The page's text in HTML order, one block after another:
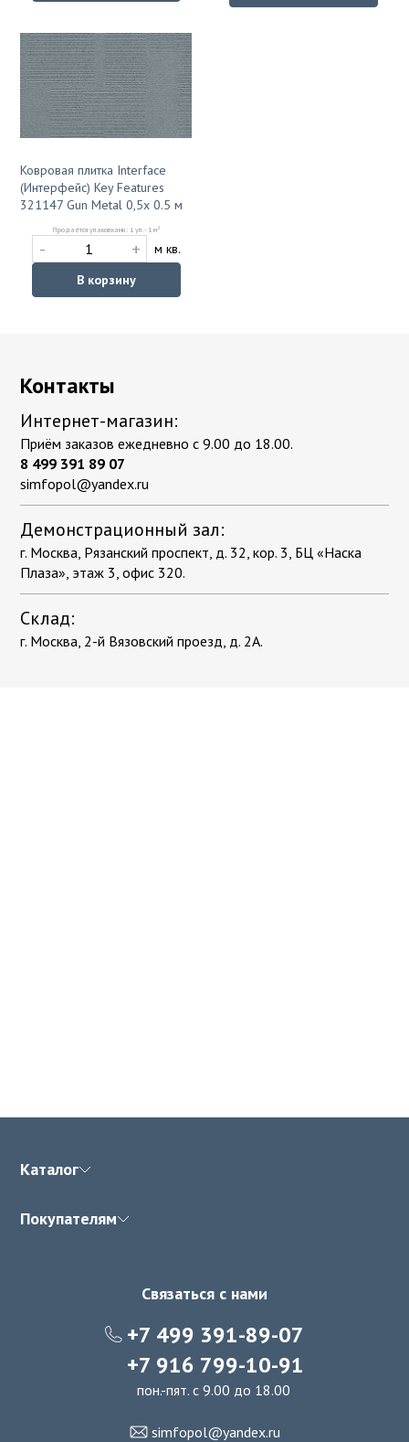
Ковровая плитка Interface
(Интерфейс) Key Features
321147 Gun Metal 0,5x 0.5 м
Продаётся упаковками: 1 уп. - 1 м2
- +
м кв.
В корзину
Контакты
Интернет-магазин:
Приём заказов ежедневно с 9.00 до 18.00.
8 499 391 89 07
simfopol@yandex.ru
Демонстрационный зал:
г. Москва, Рязанский проспект, д. 32, кор. 3, БЦ «Наска
Плаза», этаж 3, офис 320.
Склад:
г. Москва, 2-й Вязовский проезд, д. 2А.
Каталог
Покупателям
Связаться с нами
+7 499 391-89-07
+7 916 799-10-91
пон.-пят. с 9.00 до 18.00
simfopol@yandex.ru